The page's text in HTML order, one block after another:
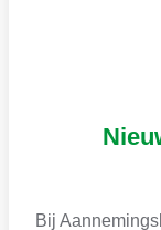
Bij